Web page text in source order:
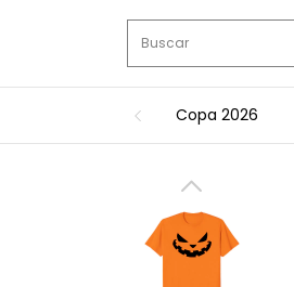
Copa 2026